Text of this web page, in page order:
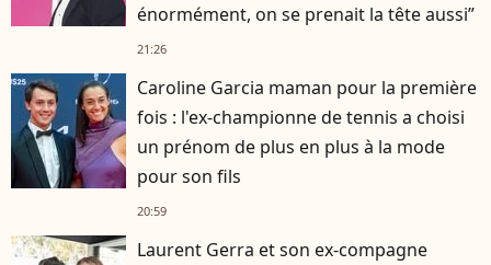
énormément, on se prenait la tête aussi”
21:26
Caroline Garcia maman pour la première
fois : l'ex-championne de tennis a choisi
un prénom de plus en plus à la mode
pour son fils
20:59
Laurent Gerra et son ex-compagne